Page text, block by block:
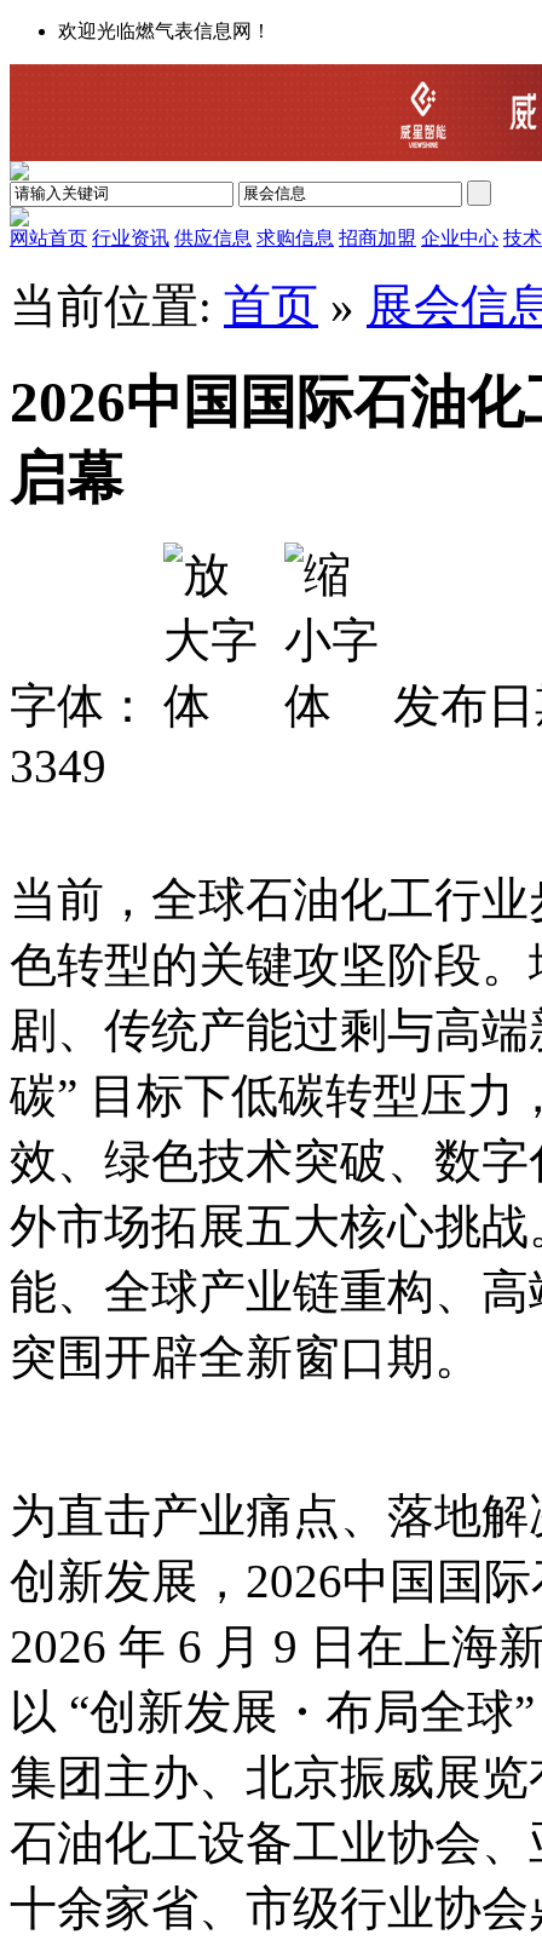
欢迎光临燃气表信息网！
网站首页 行业资讯 供应信息 求购信息 招商加盟 企业中心 技
当前位置: 首页 » 展会信
2026中国国际石油
启幕
字体：
发布
3349
当前，全球石油化工行
色转型的关键攻坚阶段
剧、传统产能过剩与高
碳” 目标下低碳转型压力
效、绿色技术突破、数
外市场拓展五大核心挑
能、全球产业链重构、
突围开辟全新窗口期。
为直击产业痛点、落地
创新发展，2026中国国
2026 年 6 月 9 日在上海
以 “创新发展・布局全球
集团主办、北京振威展
石油化工设备工业协会
十余家省、市级行业协